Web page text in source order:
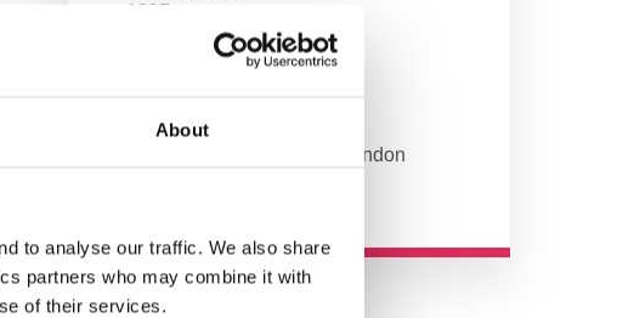
About
to analyse our traffic. We also share
partners who may combine it with
of their services.
1997
Udgiver/forlag
Arts Council of England, London